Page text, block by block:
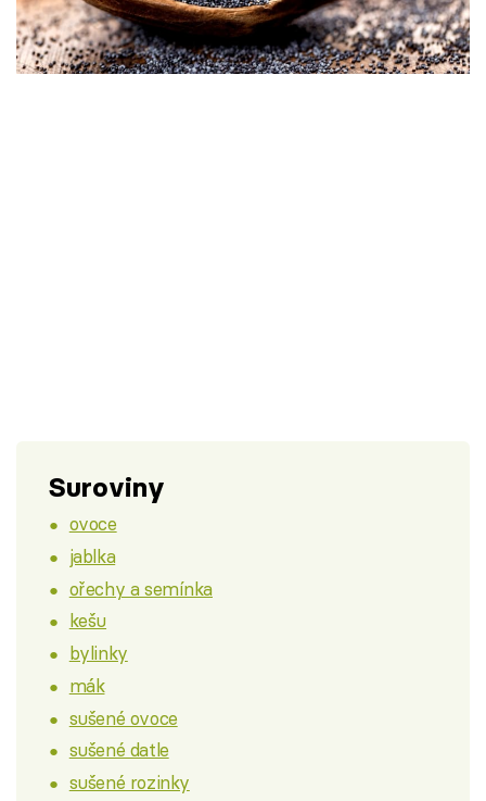
TV Program1 porce 30 minut
Suroviny
ovoce
jablka
ořechy a semínka
kešu
bylinky
mák
sušené ovoce
sušené datle
sušené rozinky